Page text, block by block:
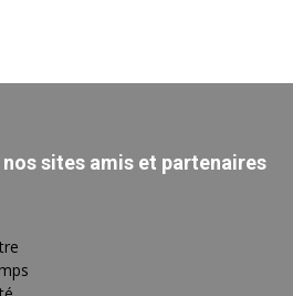
sites amis et partenaires